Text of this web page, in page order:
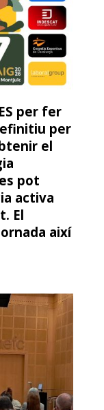
per fer
per
el
pot
activa
El
així